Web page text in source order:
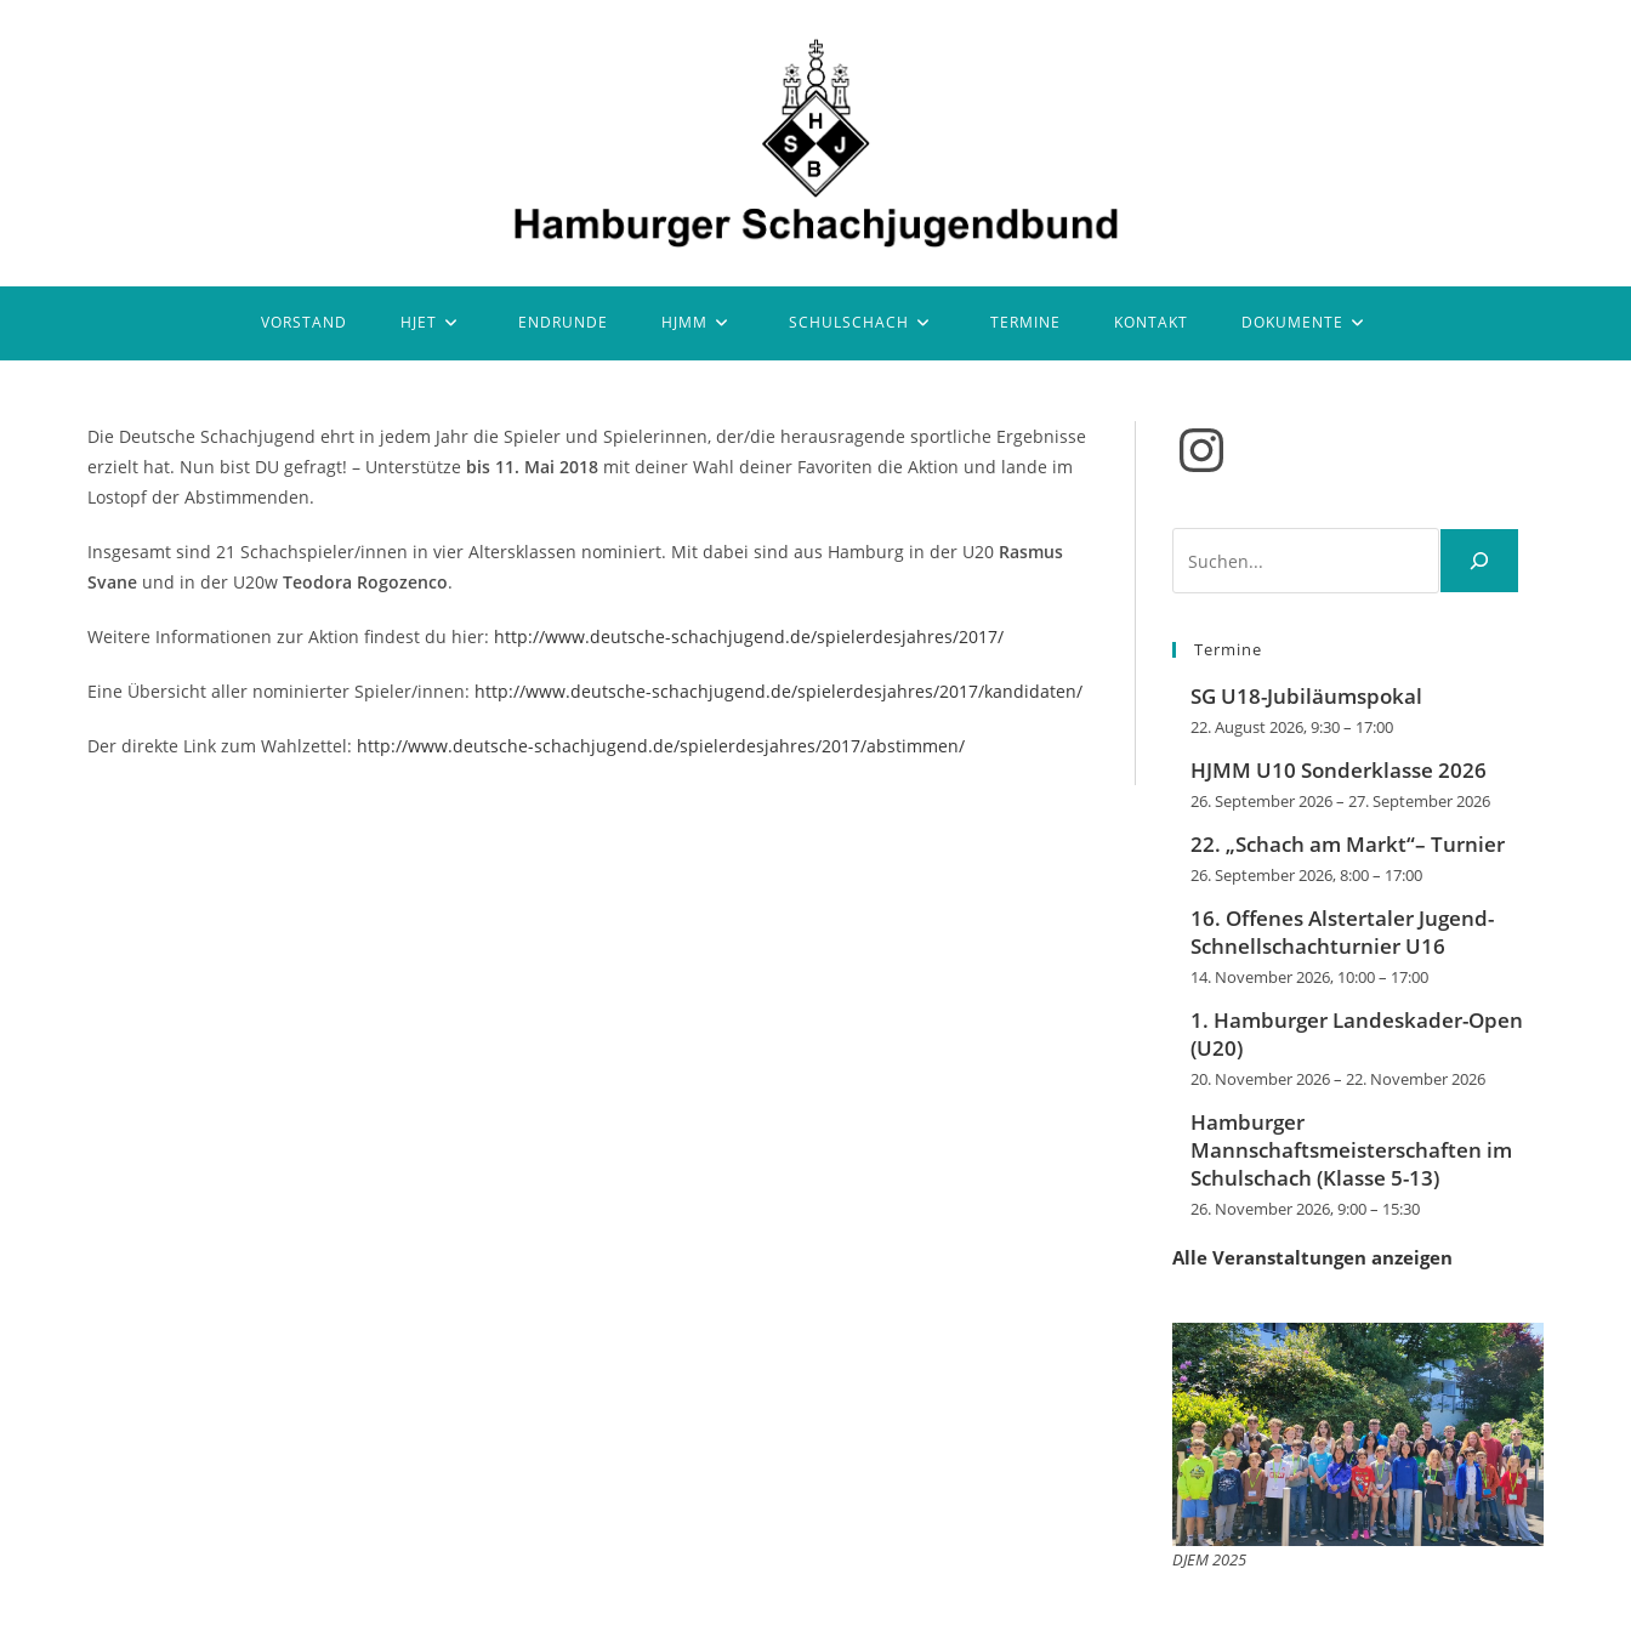
VORSTAND HJET ENDRUNDE HJMM SCHULSCHACH TERMINE KONTAKT DOKUMENTE
Die Deutsche Schachjugend ehrt in jedem Jahr die Spieler und Spielerinnen, der/die herausragende sportliche Ergebnisse
erzielt hat. Nun bist DU gefragt! – Unterstütze bis 11. Mai 2018 mit deiner Wahl deiner Favoriten die Aktion und lande im
Lostopf der Abstimmenden.
Insgesamt sind 21 Schachspieler/innen in vier Altersklassen nominiert. Mit dabei sind aus Hamburg in der U20 Rasmus
Svane und in der U20w Teodora Rogozenco.
Weitere Informationen zur Aktion findest du hier: http://www.deutsche-schachjugend.de/spielerdesjahres/2017/
Eine Übersicht aller nominierter Spieler/innen: http://www.deutsche-schachjugend.de/spielerdesjahres/2017/kandidaten/
Der direkte Link zum Wahlzettel: http://www.deutsche-schachjugend.de/spielerdesjahres/2017/abstimmen/
Instagram
Termine
SG U18-Jubiläumspokal
22. August 2026, 9:30– 17:00
HJMM U10 Sonderklasse 2026
26. September 2026– 27. September 2026
22. „Schach am Markt“– Turnier
26. September 2026, 8:00– 17:00
16. Offenes Alstertaler Jugend-
Schnellschachturnier U16
14. November 2026, 10:00– 17:00
1. Hamburger Landeskader-Open
(U20)
20. November 2026– 22. November 2026
Hamburger
Mannschaftsmeisterschaften im
Schulschach (Klasse 5-13)
26. November 2026, 9:00– 15:30
Alle Veranstaltungen anzeigen
DJEM 2025